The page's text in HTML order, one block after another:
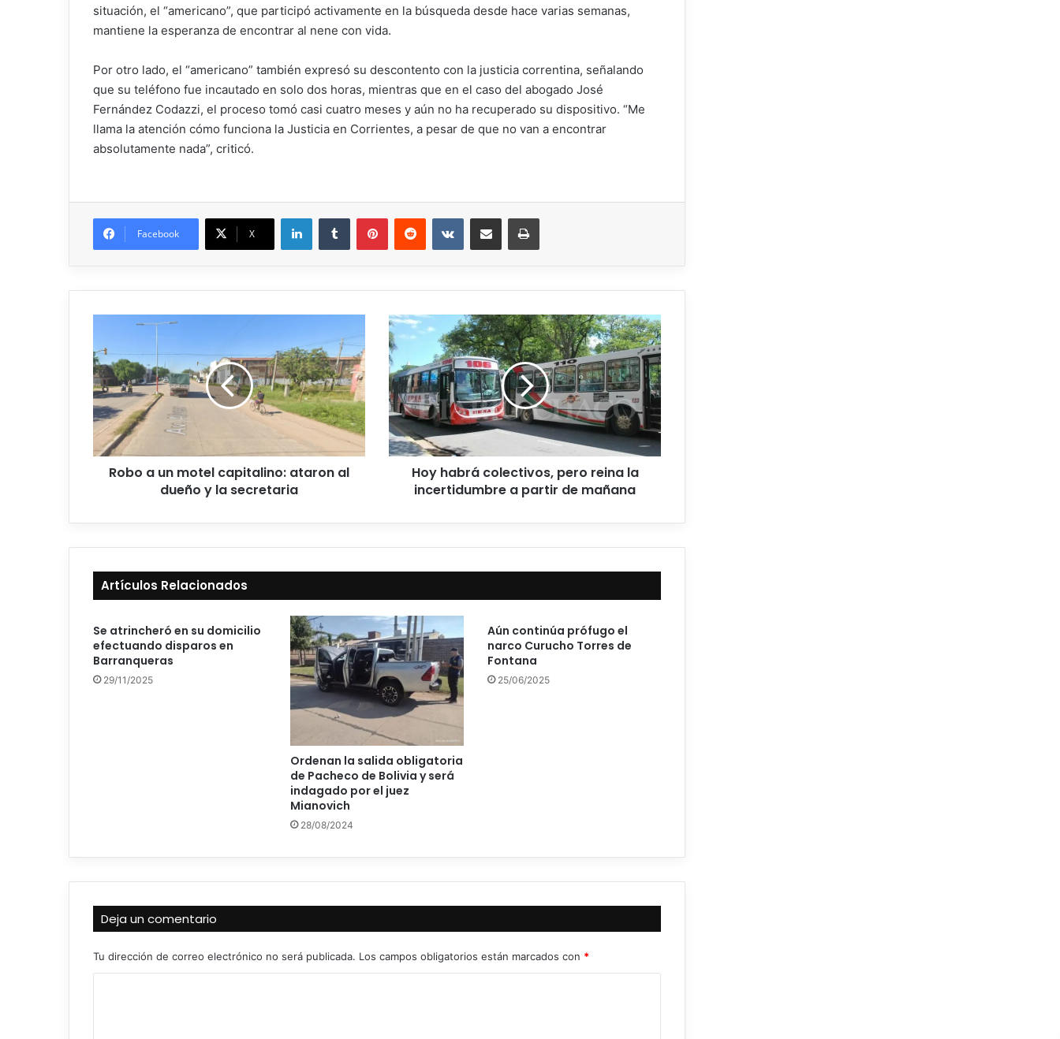
situación, el “americano”, que participó activamente en la búsqueda desde hace varias semanas,
mantiene la esperanza de encontrar al nene con vida.
Por otro lado, el “americano” también expresó su descontento con la justicia correntina, señalando
que su teléfono fue incautado en solo dos horas, mientras que en el caso del abogado José
Fernández Codazzi, el proceso tomó casi cuatro meses y aún no ha recuperado su dispositivo. “Me
llama la atención cómo funciona la Justicia en Corrientes, a pesar de que no van a encontrar
absolutamente nada”, criticó.
Facebook X
Robo a un motel capitalino: ataron al
dueño y la secretaria
Hoy habrá colectivos, pero reina la
incertidumbre a partir de mañana
Artículos Relacionados
Se atrincheró en su domicilio
efectuando disparos en
Barranqueras
29/11/2025
Ordenan la salida obligatoria
de Pacheco de Bolivia y será
indagado por el juez
Mianovich
28/08/2024
Aún continúa prófugo el
narco Curucho Torres de
Fontana
25/06/2025
Deja un comentario
Tu dirección de correo electrónico no será publicada. Los campos obligatorios están marcados con *